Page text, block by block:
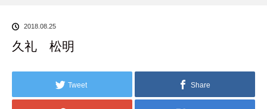
2018.08.25
久礼 松明
Tweet Share